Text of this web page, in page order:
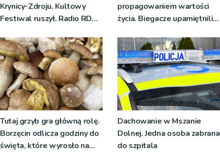
Krynicy-Zdroju. Kultowy
Festiwal ruszył. Radio RDN
[ZDJĘCIA]
propagowaniem wartości
życia. Biegacze upamiętnili
Tutaj grzyb gra główną rolę.
Borzęcin odlicza godziny do
święta, które wyrosło na
Dachowanie w Mszanie
Dolnej. Jedna osoba zabrana
do szpitala